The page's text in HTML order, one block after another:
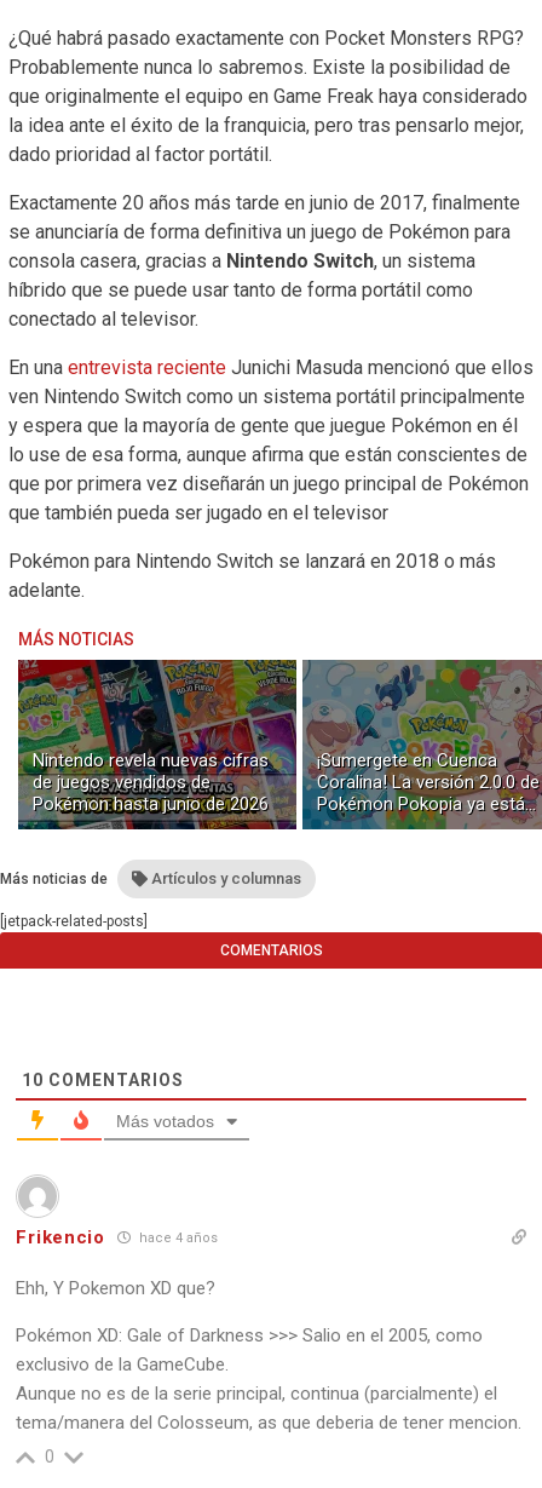
¿Qué habrá pasado exactamente con Pocket Monsters RPG?
Probablemente nunca lo sabremos. Existe la posibilidad de
que originalmente el equipo en Game Freak haya considerado
la idea ante el éxito de la franquicia, pero tras pensarlo mejor,
dado prioridad al factor portátil.
Exactamente 20 años más tarde en junio de 2017, finalmente
se anunciaría de forma definitiva un juego de Pokémon para
consola casera, gracias a Nintendo Switch, un sistema
híbrido que se puede usar tanto de forma portátil como
conectado al televisor.
En una entrevista reciente Junichi Masuda mencionó que ellos
ven Nintendo Switch como un sistema portátil principalmente
y espera que la mayoría de gente que juegue Pokémon en él
lo use de esa forma, aunque afirma que están conscientes de
que por primera vez diseñarán un juego principal de Pokémon
que también pueda ser jugado en el televisor
Pokémon para Nintendo Switch se lanzará en 2018 o más
adelante.
MÁS NOTICIAS
Nintendo revela nuevas cifras
de juegos vendidos de
Pokémon hasta junio de 2026
¡Sumergete en Cuenca
Coralina! La versión 2.0.0 de
Pokémon Pokopia ya está
disponible con buceo y
Más noticias de Artículos y columnas
[jetpack-related-posts]
COMENTARIOS
10 COMENTARIOS
Más votados
Frikencio hace 4 años
Ehh, Y Pokemon XD que?
Pokémon XD: Gale of Darkness >>> Salio en el 2005, como
exclusivo de la GameCube.
Aunque no es de la serie principal, continua (parcialmente) el
tema/manera del Colosseum, as que deberia de tener mencion.
0